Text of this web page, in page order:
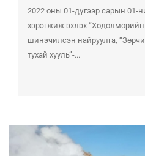
2022 оны 01-дүгээр сарын 01-
хэрэгжиж эхлэх “Хөдөлмөрийн
шинэчилсэн найруулга,
тухай хууль”-...